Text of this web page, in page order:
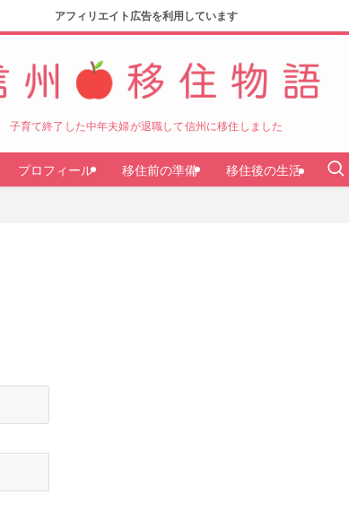
アフィリエイト広告を利用しています
子育て終了した中年夫婦が退職して信州に移住しました
プロフィール 移住前の準備 移住後の生活